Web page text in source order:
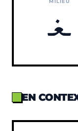
ـغـ
EN